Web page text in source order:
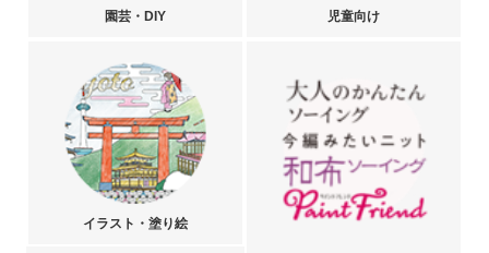
園芸・DIY 児童向け
イラスト・塗り絵